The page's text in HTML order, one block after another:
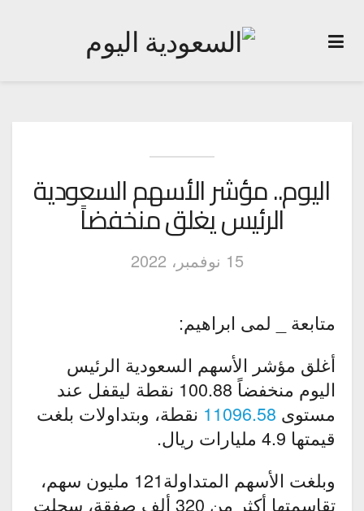
اليوم.. مؤشر الأسهم السعودية
الرئيس يغلق منخفضاً
15 نوفمبر، 2022
متابعة _ لمى ابراهيم:
أغلق مؤشر الأسهم السعودية الرئيس
اليوم منخفضاً 100.88 نقطة ليقفل عند
مستوى 11096.58 نقطة، وبتداولات بلغت
قيمتها 4.9 مليارات ريال.
وبلغت الأسهم المتداولة121 مليون سهم،
تقاسمتها أكثر من 320 ألف صفقة، سجلت